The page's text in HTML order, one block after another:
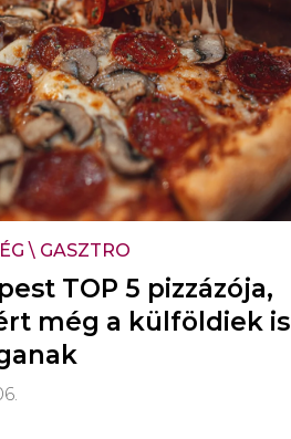
\ GASZTRO
TOP 5 pizzázója,
még a külföldiek is